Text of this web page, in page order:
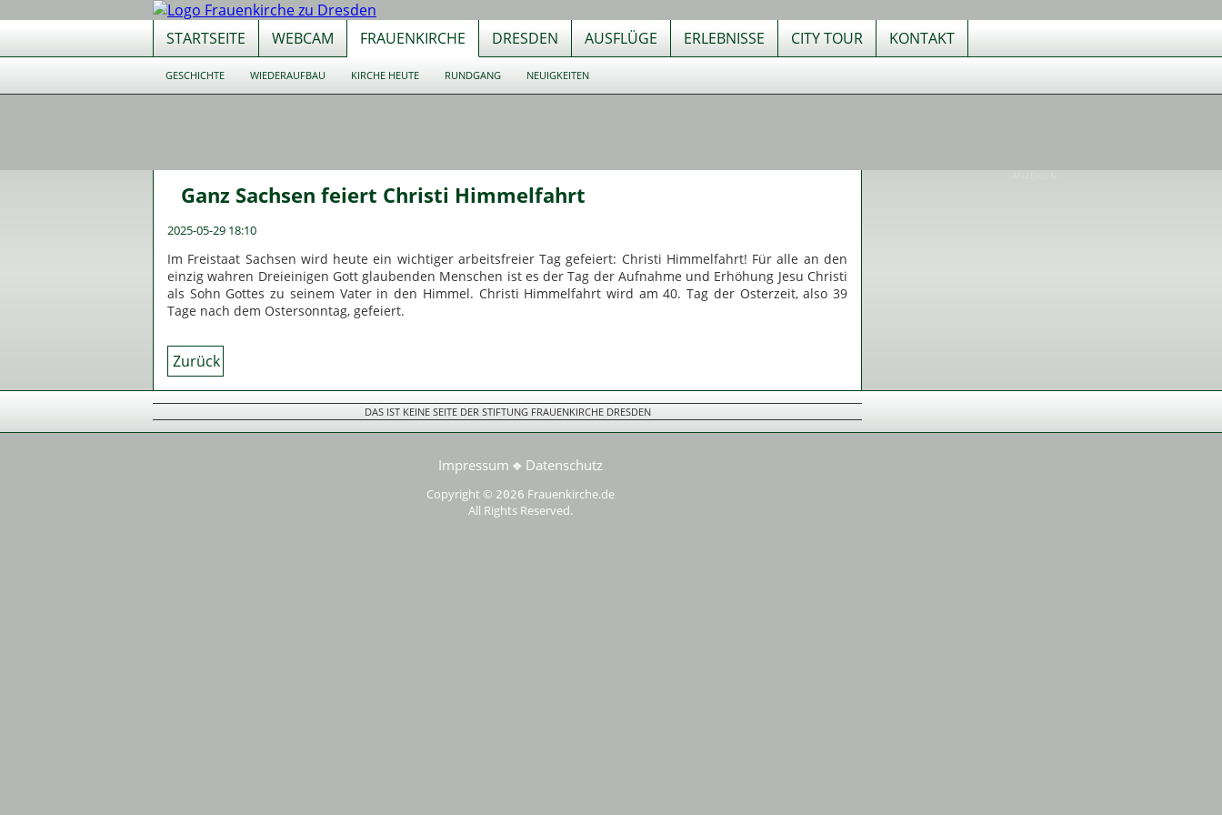
STARTSEITE WEBCAM FRAUENKIRCHE DRESDEN AUSFLÜGE ERLEBNISSE CITY TOUR KONTAKT
GESCHICHTE WIEDERAUFBAU KIRCHE HEUTE RUNDGANG NEUIGKEITEN
Ganz Sachsen feiert Christi Himmelfahrt
2025-05-29 18:10
Im Freistaat Sachsen wird heute ein wichtiger arbeitsfreier Tag gefeiert: Christi Himmelfahrt! Für alle an den
einzig wahren Dreieinigen Gott glaubenden Menschen ist es der Tag der Aufnahme und Erhöhung Jesu Christi
als Sohn Gottes zu seinem Vater in den Himmel. Christi Himmelfahrt wird am 40. Tag der Osterzeit, also 39
Tage nach dem Ostersonntag, gefeiert.
Zurück
DAS IST KEINE SEITE DER STIFTUNG FRAUENKIRCHE DRESDEN
Impressum ❖ Datenschutz
Copyright © 2026 Frauenkirche.de
All Rights Reserved.